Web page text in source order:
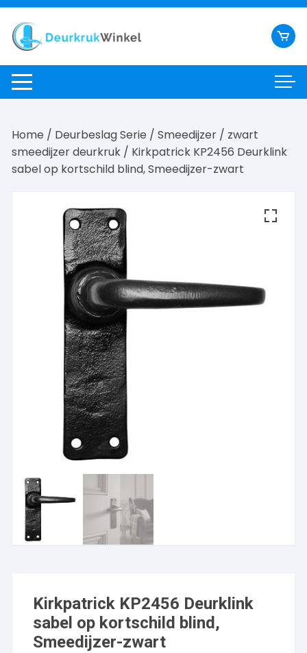
Ga
naar
inhoud
Home / Deurbeslag Serie /Smeedijzer / zwart
smeedijzer deurkruk / Kirkpatrick KP2456 Deurklink
sabel op kortschild blind, Smeedijzer-zwart
Kirkpatrick KP2456 Deurklink
sabel op kortschild blind,
Smeedijzer-zwart